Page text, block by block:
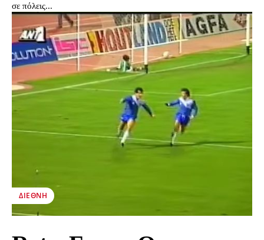
σε πόλεις...
ΔΙΕΘΝΉ